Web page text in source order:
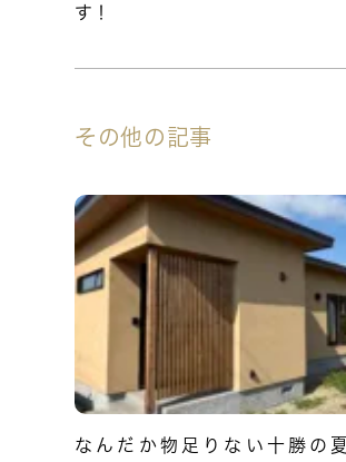
す！
その他の記事
なんだか物足りない十勝の夏